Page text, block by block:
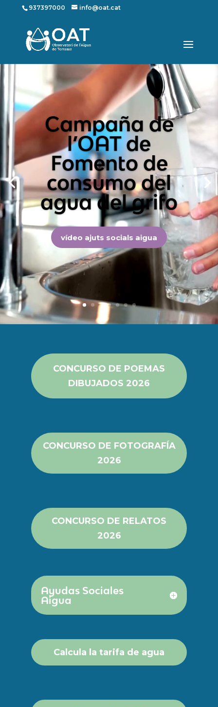
937397000 info@oat.cat
vídeo
Campaña de
l’OAT de
Fomento de
consumo del
agua del grifo
vídeo ajuts socials aigua
CONCURSO DE POEMAS
DIBUJADOS 2026
CONCURSO DE FOTOGRAFÍA
2026
CONCURSO DE RELATOS
2026
Ayudas Sociales
Aigua
Calcula la tarifa de agua